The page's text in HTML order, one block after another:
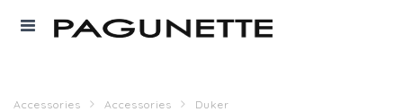
Accessories Accessories Duker